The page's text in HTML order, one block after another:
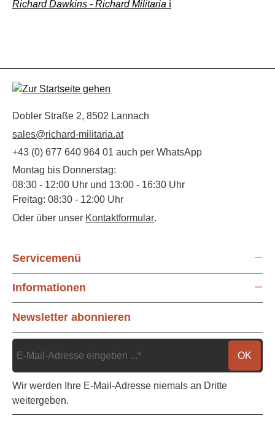
Richard Dawkins - Richard Militaria ℹ️
Dobler Straße 2, 8502 Lannach
sales@richard-militaria.at
+43 (0) 677 640 964 01 auch per WhatsApp
Montag bis Donnerstag:
08:30 - 12:00 Uhr und 13:00 - 16:30 Uhr
Freitag: 08:30 - 12:00 Uhr
Oder über unser Kontaktformular.
Servicemenü
Informationen
Newsletter abonnieren
OK
Wir werden Ihre E-Mail-Adresse niemals an Dritte
weitergeben.